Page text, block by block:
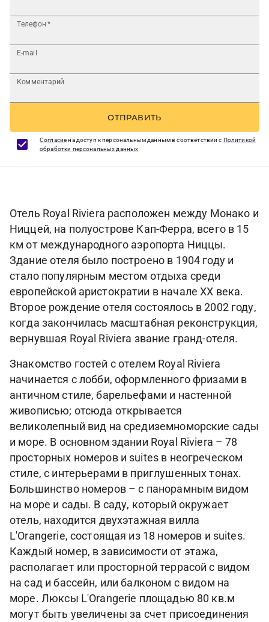
Телефон *
E-mail
Комментарий
ОТПРАВИТЬ
Согласиена доступ к персональным данным в соответствии с Политикой
обработки персональных данных
Отель Royal Riviera расположен между Монако и
Ниццей, на полуострове Кап-Ферра, всего в 15
км от международного аэропорта Ниццы.
Здание отеля было построено в 1904 году и
стало популярным местом отдыха среди
европейской аристократии в начале XX века.
Второе рождение отеля состоялось в 2002 году,
когда закончилась масштабная реконструкция,
вернувшая Royal Riviera звание гранд-отеля.
Знакомство гостей с отелем Royal Riviera
начинается с лобби, оформленного фризами в
античном стиле, барельефами и настенной
живописью; отсюда открывается
великолепный вид на средиземноморские сады
и море. В основном здании Royal Riviera – 78
просторных номеров и suites в неогреческом
стиле, с интерьерами в приглушенных тонах.
Большинство номеров – с панорамным видом
на море и сады. В саду, который окружает
отель, находится двухэтажная вилла
L'Orangerie, состоящая из 18 номеров и suites.
Каждый номер, в зависимости от этажа,
располагает или просторной террасой с видом
на сад и бассейн, или балконом с видом на
море. Люксы L'Orangerie площадью 80 кв.м
могут быть увеличены за счет присоединения